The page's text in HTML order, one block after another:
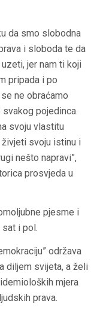
da smo slobodna
i sloboda te da
jer nam ti koji
pripada i po
ne obraćamo
pojedinca.
svoju vlastitu
svoju istinu i
nešto napravi”,
prosvjeda u
pjesme i
sat i pol.
održava
diljem svijeta, a želi
mjera
prava.